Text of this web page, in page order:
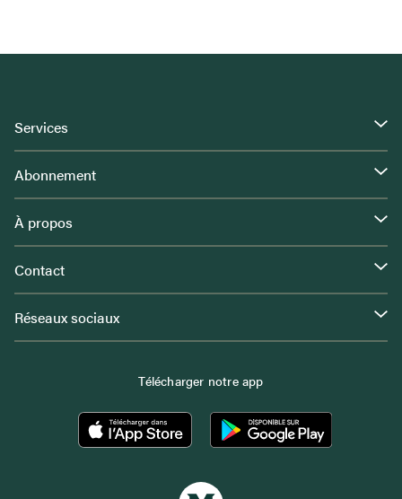
Services
Abonnement
À propos
Contact
Réseaux sociaux
Télécharger notre app